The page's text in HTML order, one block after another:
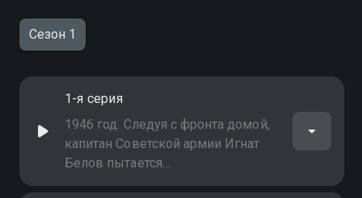
Сезон 1
1-я серия
1946 год. Следуя с фронта домой,
капитан Советской армии Игнат
Белов пытается
воспрепятствовать